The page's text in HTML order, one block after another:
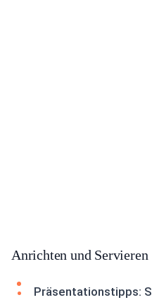
Anrichten und Servieren
Präsentationstipps: